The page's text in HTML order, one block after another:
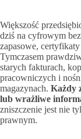
Większość
dziś na cyfrowym
zapasowe,
Tymczasem
starych fakturach,
pracowniczych i
magazynach. Każdy
lub wrażliwe
zniszczenie jest nie
prawnym.